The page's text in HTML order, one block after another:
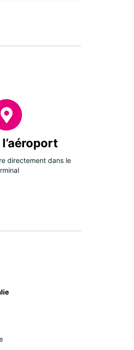
directement dans le